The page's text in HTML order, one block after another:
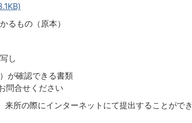
るもの（原本）
し
が確認できる書類
問合せください
所の際にインターネットにて提出することができ